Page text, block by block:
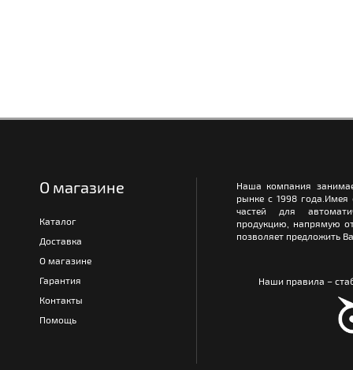
О магазине
Каталог
Доставка
О магазине
Гарантия
Контакты
Помощь
Наша компания
рынке с 1998
частей для
продукцию, напрямую
позволяет предложить
Наши правила –